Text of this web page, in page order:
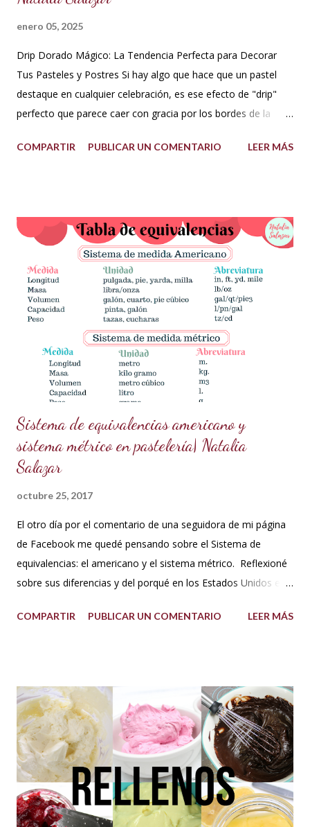
enero 05, 2025
Drip Dorado Mágico: La Tendencia Perfecta para Decorar
Tus Pasteles y Postres Si hay algo que hace que un pastel
destaque en cualquier celebración, es ese efecto de "drip"
perfecto que parece caer con gracia por los bordes de la
garantizados. Hoy te quiero compartir cómo hacer un drip
necesitas? Los ingredientes son simples y fáciles de
conseguir: 60 g de azúcar glass (cernida para evitar grumos).
15 ml de vodka (puedes sustituirlo por licor transparente) 5 g
de polvo dorado de grado alimenticio (asegúrate de que sea
seguro para el consumo y de alta calidad). 150 g de ganache
de chocolate (Si necesitas la receta, búscala aquí en mi blog
en publicaciones anteriores). ¿Cómo prepararlo? Prepara la
pasta dorada: En un recipiente pequeño,...
COMPARTIR PUBLICAR UN COMENTARIO LEER MÁS
Sistema de equivalencias americano y
sistema métrico en pastelería| Natalia
Salazar
octubre 25, 2017
El otro día por el comentario de una seguidora de mi página
de Facebook me quedé pensando sobre el Sistema de
equivalencias: el americano y el sistema métrico. Reflexioné
sobre sus diferencias y del porqué en los Estados Unidos el
me dije: estos americanos son loquillos!!! Con todo esto
acuerdo, porque en los libros de repostería y tratados de
cocina de antes del milenio se utilizaba comúnmente el
sistema americano y no el métrico, o ambos como suelo
usarlo yo en mis recetas. En lo personal pienso que si soy
una pastelera debo manejar los dos sistemas de medidas
para así poder obtener los mejores resultados en mis
preparaciones y poder sacar con éxito cualquier receta. Así
COMPARTIR PUBLICAR UN COMENTARIO LEER MÁS